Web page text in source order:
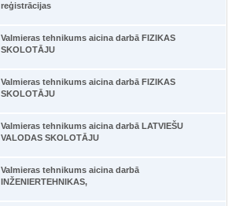
reģistrācijas
Valmieras tehnikums aicina darbā FIZIKAS
SKOLOTĀJU
Valmieras tehnikums aicina darbā FIZIKAS
SKOLOTĀJU
Valmieras tehnikums aicina darbā LATVIEŠU
VALODAS SKOLOTĀJU
Valmieras tehnikums aicina darbā
INŽENIERTEHNIKAS,